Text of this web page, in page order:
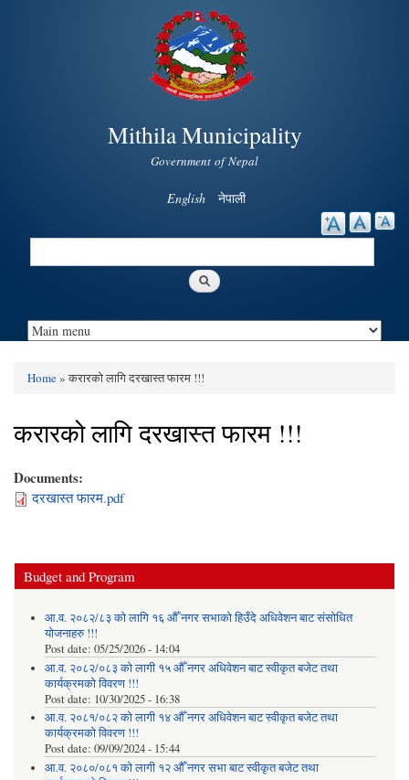
Skip to
main
content
Mithila Municipality
Government of Nepal
English नेपाली
Search
Home» करारको लागि दरखास्त फारम !!!
करारको लागि दरखास्त फारम !!!
Documents:
दरखास्त फारम.pdf
Budget and Program
आ.व. २०८२/८३ को लागि १६ औँ नगर सभाको हिउँदे अधिवेशन बाट संसोधित
योजनाहरु !!!
Post date: 05/25/2026 - 14:04
आ.व. २०८२/०८३ को लागी १५ औँ नगर अधिवेशन बाट स्वीकृत बजेट तथा
कार्यक्रमको विवरण !!!
Post date: 10/30/2025 - 16:38
आ.व. २०८१/०८२ को लागी १४ औँ नगर अधिवेशन बाट स्वीकृत बजेट तथा
कार्यक्रमको विवरण !!!
Post date: 09/09/2024 - 15:44
आ.व. २०८०/०८१ को लागी १२ औँ नगर सभा बाट स्वीकृत बजेट तथा